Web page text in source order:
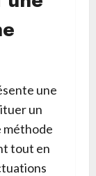
une
un
méthode
tout en